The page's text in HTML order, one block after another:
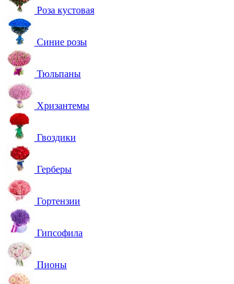
Роза кустовая
Синие розы
Тюльпаны
Хризантемы
Гвоздики
Герберы
Гортензии
Гипсофила
Пионы